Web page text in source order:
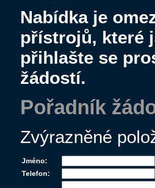
Nabídka je
přístrojů, které
přihlašte se
žádostí.
Pořadník
Zvýrazněné
Jméno:
Telefon: